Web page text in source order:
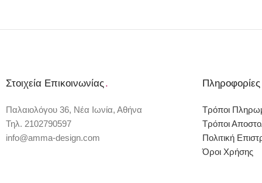
Στοιχεία Επικοινωνίας.
Παλαιολόγου 36, Νέα Ιωνία, Αθήνα
Τηλ. 2102790597
info@amma-design.com
Πληροφορίες
Τρόποι
Τρόποι
Πολιτική
Όροι Χρήσης